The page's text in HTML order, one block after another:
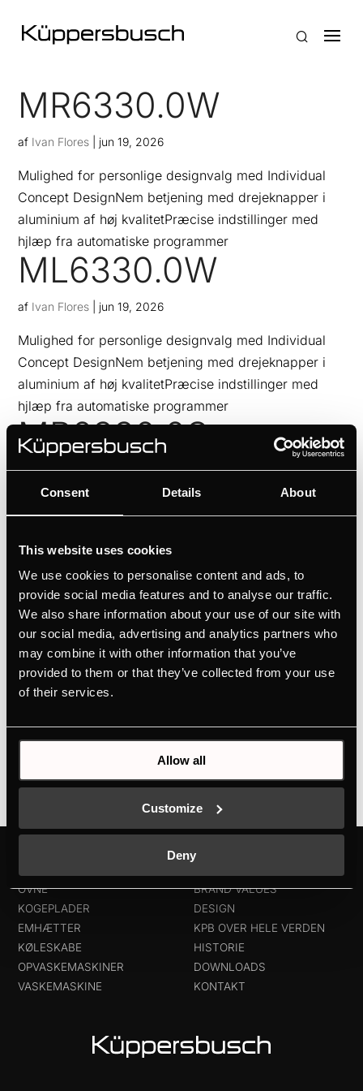
Consent Details About
This website uses cookies
We use cookies to personalise content and ads, to
provide social media features and to analyse our traffic.
We also share information about your use of our site with
our social media, advertising and analytics partners who
may combine it with other information that you’ve
provided to them or that they’ve collected from your use
of their services.
Allow all
Customize
Deny
MR6330.0W
af Ivan Flores jun 19, 2026
Mulighed for personlige designvalg med Individual
Concept DesignNem betjening med drejeknapper i
aluminium af høj kvalitetPræcise indstillinger med
hjlæp fra automatiske programmer
ML6330.0W
af Ivan Flores jun 19, 2026
Mulighed for personlige designvalg med Individual
Concept DesignNem betjening med drejeknapper i
aluminium af høj kvalitetPræcise indstillinger med
hjlæp fra automatiske programmer
MR6330.0S
afIvan Flores|jun 19, 2026
aluminium af høj kvalitetPræcise indstillinger med
hjlæp fra automatiske programmer
ML6330.0S
afIvan Flores|jun 19, 2026
Mulighed for personlige designvalg med Individual
Concept DesignNem betjening med drejeknapper i
hjlæp fra automatiske programmer
OVNE
KOGEPLADER
EMHÆTTER
KØLESKABE
OPVASKEMASKINER
VASKEMASKINE
BRAND VALUES
DESIGN
KPB OVER HELE VERDEN
HISTORIE
DOWNLOADS
KONTAKT